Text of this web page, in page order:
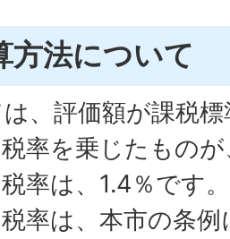
方法について
、評価額が課税
率を乗じたもの
率は、1.4％です。
率は、本市の条